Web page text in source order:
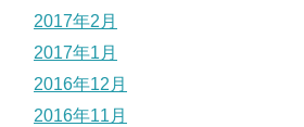
2017年2月
2017年1月
2016年12月
2016年11月